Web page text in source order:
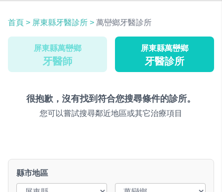
首頁 > 屏東縣牙醫診所 > 萬巒鄉牙醫診所
屏東縣萬巒鄉
牙醫師
屏東縣萬巒鄉
牙醫診所
很抱歉，沒有找到符合您搜尋條件的診所。
您可以嘗試搜尋鄰近地區或其它治療項目
縣市地區